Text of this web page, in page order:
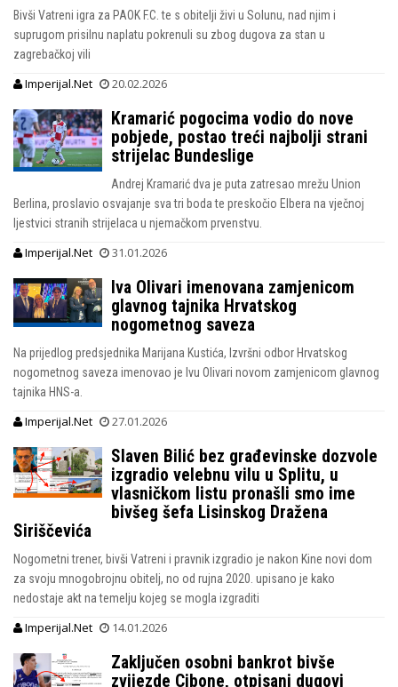
Bivši Vatreni igra za PAOK F.C. te s obitelji živi u Solunu, nad njim i
suprugom prisilnu naplatu pokrenuli su zbog dugova za stan u
zagrebačkoj vili
Imperijal.Net 20.02.2026
Kramarić pogocima vodio do nove
pobjede, postao treći najbolji strani
strijelac Bundeslige
Andrej Kramarić dva je puta zatresao mrežu Union
Berlina, proslavio osvajanje sva tri boda te preskočio Elbera na vječnoj
ljestvici stranih strijelaca u njemačkom prvenstvu.
Imperijal.Net 31.01.2026
Iva Olivari imenovana zamjenicom
glavnog tajnika Hrvatskog
nogometnog saveza
Na prijedlog predsjednika Marijana Kustića, Izvršni odbor Hrvatskog
nogometnog saveza imenovao je Ivu Olivari novom zamjenicom glavnog
tajnika HNS-a.
Imperijal.Net 27.01.2026
Slaven Bilić bez građevinske dozvole
izgradio velebnu vilu u Splitu, u
vlasničkom listu pronašli smo ime
bivšeg šefa Lisinskog Dražena
Siriščevića
Nogometni trener, bivši Vatreni i pravnik izgradio je nakon Kine novi dom
za svoju mnogobrojnu obitelj, no od rujna 2020. upisano je kako
nedostaje akt na temelju kojeg se mogla izgraditi
Imperijal.Net 14.01.2026
Zaključen osobni bankrot bivše
zvijezde Cibone, otpisani dugovi